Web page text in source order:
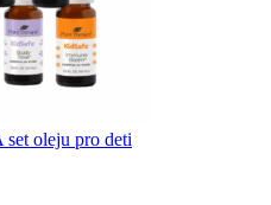
oleju pro deti